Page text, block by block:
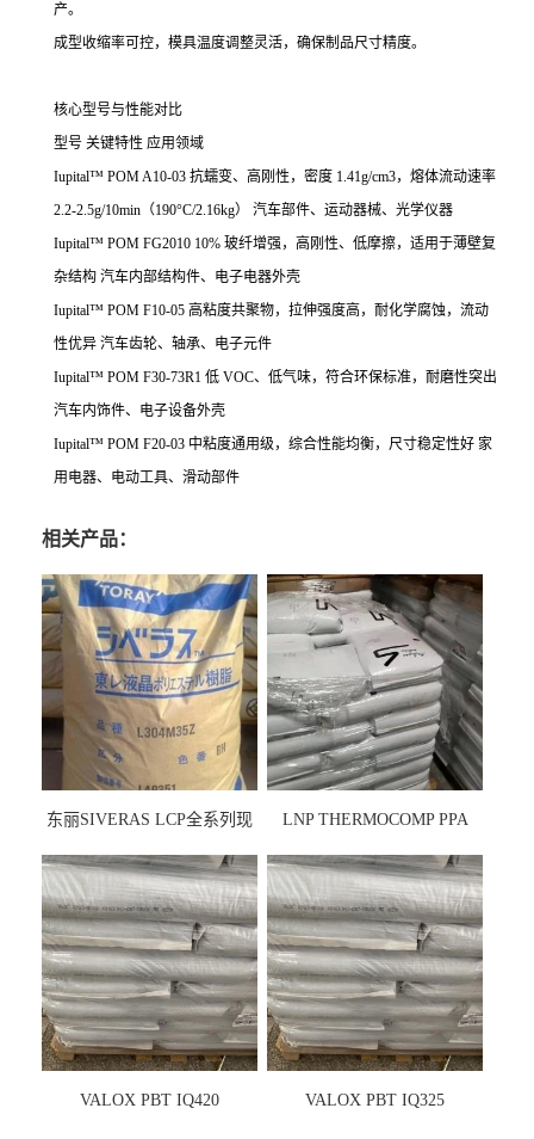
产。
成型收缩率可控，模具温度调整灵活，确保制品尺寸精度。
核心型号与性能对比
型号 关键特性 应用领域
Iupital™ POM A10-03 抗蠕变、高刚性，密度 1.41g/cm3，熔体流动速率
2.2-2.5g/10min（190°C/2.16kg）
汽车部件、运动器械、光学仪器
Iupital™ POM FG2010 10% 玻纤增强，高刚性、低摩擦，适用于薄壁复
杂结构 汽车内部结构件、电子电器外壳
Iupital™ POM F10-05 高粘度共聚物，拉伸强度高，耐化学腐蚀，流动
性优异 汽车齿轮、轴承、电子元件
Iupital™ POM F30-73R1 低 VOC、低气味，符合环保标准，耐磨性突出
汽车内饰件、电子设备外壳
Iupital™ POM F20-03 中粘度通用级，综合性能均衡，尺寸稳定性好 家
用电器、电动工具、滑动部件
相关产品：
东丽SIVERAS LCP全系列现
LNP THERMOCOMP PPA
VALOX PBT IQ420 VALOX PBT IQ325